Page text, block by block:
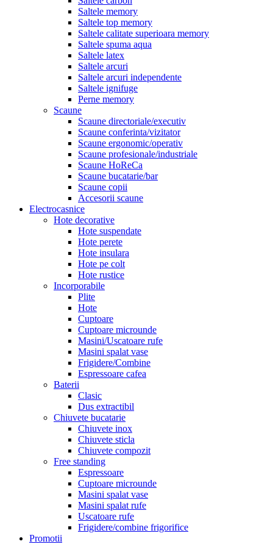
Saltele memory
Saltele top memory
Saltele calitate superioara memory
Saltele spuma aqua
Saltele latex
Saltele arcuri
Saltele arcuri independente
Saltele ignifuge
Perne memory
Scaune
Scaune directoriale/executiv
Scaune conferinta/vizitator
Scaune ergonomic/operativ
Scaune profesionale/industriale
Scaune HoReCa
Scaune bucatarie/bar
Scaune copii
Accesorii scaune
Electrocasnice
Hote decorative
Hote suspendate
Hote perete
Hote insulara
Hote pe colt
Hote rustice
Incorporabile
Plite
Hote
Cuptoare
Cuptoare microunde
Masini/Uscatoare rufe
Masini spalat vase
Frigidere/Combine
Espressoare cafea
Baterii
Clasic
Dus extractibil
Chiuvete bucatarie
Chiuvete inox
Chiuvete sticla
Chiuvete compozit
Free standing
Espressoare
Cuptoare microunde
Masini spalat vase
Masini spalat rufe
Uscatoare rufe
Frigidere/combine frigorifice
Promotii